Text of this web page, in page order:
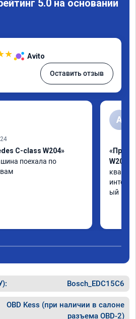
5.0 на основании
★ Avito
Оставить отзыв
C-class W204»
поехала по
вам
А
W205»
ый
Bosch_EDC15C6
OBD Kess (при наличии в салоне
разъема OBD-2)